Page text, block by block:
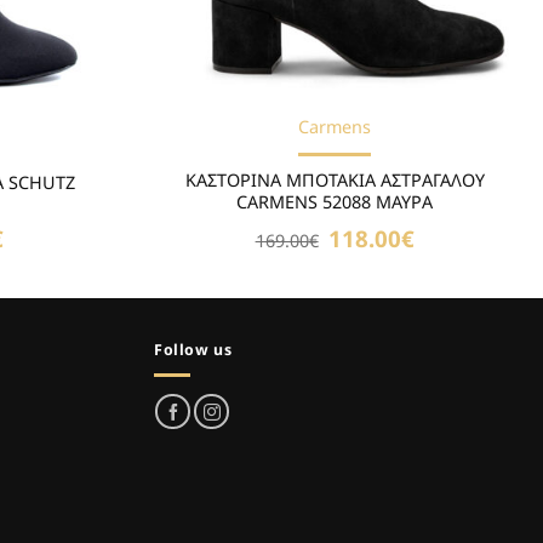
Η
τρέχουσα
99.00€.
Carmens
ΚΑΣΤΟΡΙΝΑ ΜΠΟΤΑΚΙΑ ΑΣΤΡΑΓΑΛΟΥ
CARMENS 52088 ΜΑΥΡΑ
169.00€ Original
price
118.00€Η
τρέχουσα
118.00€.
Follow us